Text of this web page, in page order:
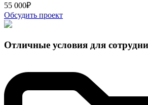
55 000₽
Обсудить проект
Отличные условия для